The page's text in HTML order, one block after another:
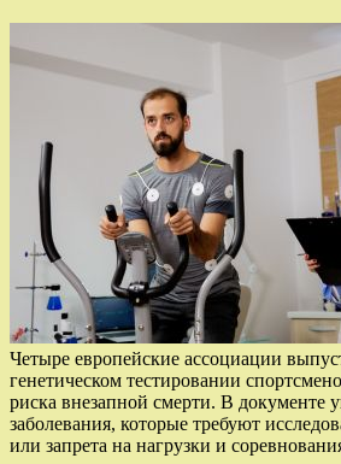
Четыре европейские ассоциации
генетическом тестировании
риска внезапной смерти. В документе
заболевания, которые требуют
или запрета на нагрузки и